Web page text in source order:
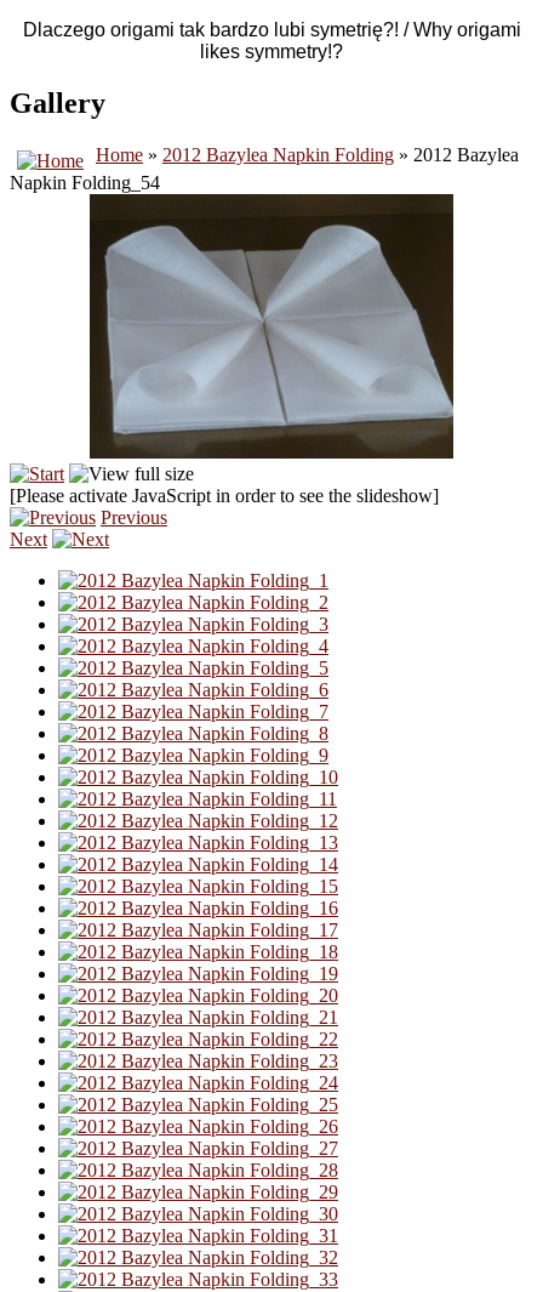
Dlaczego origami tak bardzo lubi symetrię?! / Why origami
likes symmetry!?
Gallery
Home » 2012 Bazylea Napkin Folding » 2012 Bazylea
Napkin Folding_54
[Please activate JavaScript in order to see the slideshow]
Previous
Next